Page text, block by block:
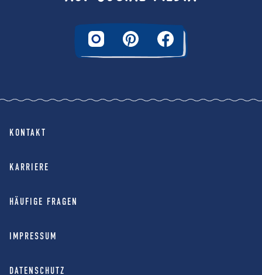
KONTAKT
KARRIERE
HÄUFIGE FRAGEN
IMPRESSUM
DATENSCHUTZ